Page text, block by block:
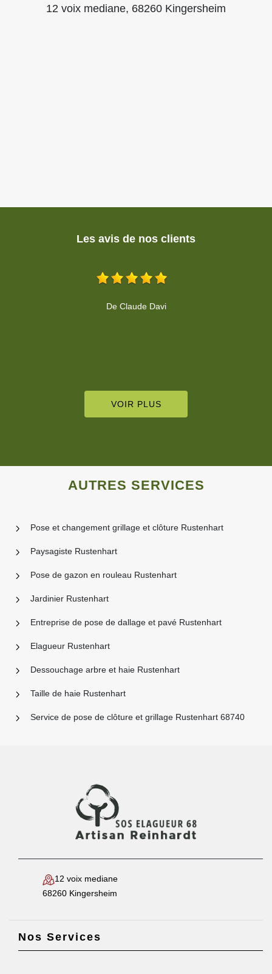
12 voix mediane, 68260 Kingersheim
Les avis de nos clients
De Sandy Lama
VOIR PLUS
AUTRES SERVICES
Pose et changement grillage et clôture Rustenhart
Paysagiste Rustenhart
Pose de gazon en rouleau Rustenhart
Jardinier Rustenhart
Entreprise de pose de dallage et pavé Rustenhart
Elagueur Rustenhart
Dessouchage arbre et haie Rustenhart
Taille de haie Rustenhart
Service de pose de clôture et grillage Rustenhart 68740
12 voix mediane
68260 Kingersheim
Nos Services